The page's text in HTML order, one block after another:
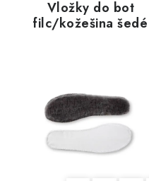
Vložky do bot
filc/kožešina šedé